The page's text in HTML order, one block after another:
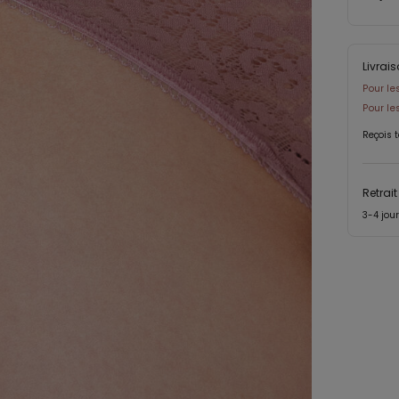
Pour
Pour
Reçois
3-4